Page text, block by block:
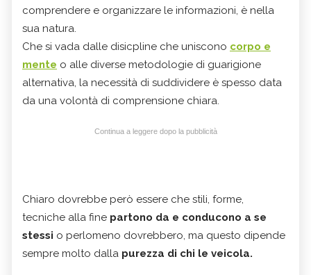
comprendere e organizzare le informazioni, è nella
sua natura.
Che si vada dalle disicpline che uniscono corpo e
mente o alle diverse metodologie di guarigione
alternativa, la necessità di suddividere è spesso data
da una volontà di comprensione chiara.
Continua a leggere dopo la pubblicità
Chiaro dovrebbe però essere che stili, forme,
tecniche alla fine partono da e conducono a se
stessi o perlomeno dovrebbero, ma questo dipende
sempre molto dalla purezza di chi le veicola.